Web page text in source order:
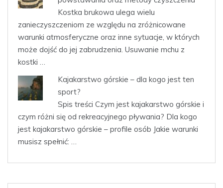
Kostka brukowa ulega wielu
zanieczyszczeniom ze względu na zróżnicowane
warunki atmosferyczne oraz inne sytuacje, w których
może dojść do jej zabrudzenia. Usuwanie mchu z
kostki …
Kajakarstwo górskie – dla kogo jest ten
sport?
Spis treści Czym jest kajakarstwo górskie i
czym różni się od rekreacyjnego pływania? Dla kogo
jest kajakarstwo górskie – profile osób Jakie warunki
musisz spełnić: …